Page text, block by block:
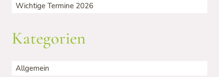
Wichtige Termine 2026
Kategorien
Allgemein